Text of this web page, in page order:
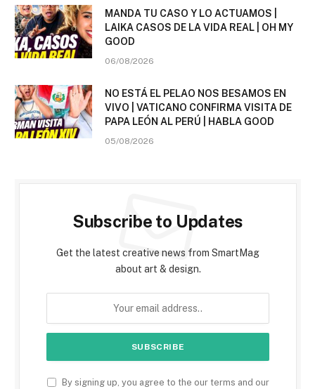
MANDA TU CASO Y LO ACTUAMOS |
LAIKA CASOS DE LA VIDA REAL | OH MY
GOOD
06/08/2026
NO ESTÁ EL PELAO NOS BESAMOS EN
VIVO | VATICANO CONFIRMA VISITA DE
PAPA LEÓN AL PERÚ | HABLA GOOD
05/08/2026
Subscribe to Updates
Get the latest creative news from SmartMag
about art & design.
By signing up, you agree to the our terms and our